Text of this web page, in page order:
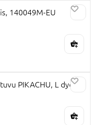
140049M-EU
PIKACHU, L dydis,